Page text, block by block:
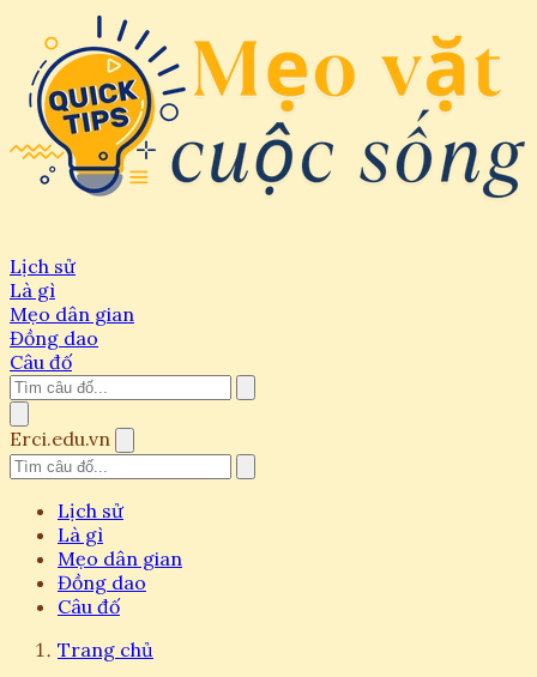
Lịch sử
Là gì
Mẹo dân gian
Đồng dao
Câu đố
Erci.edu.vn
Lịch sử
Là gì
Mẹo dân gian
Đồng dao
Câu đố
Trang chủ